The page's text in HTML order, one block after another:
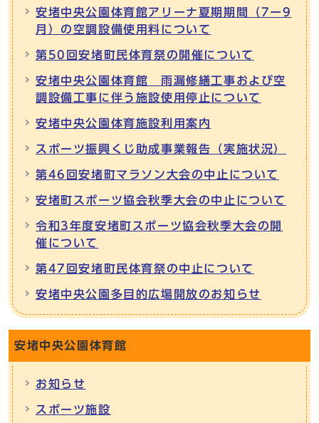
安堵中央公園体育館アリーナ夏期期間（7ー9
月）の空調設備使用料について
第50回安堵町民体育祭の開催について
安堵中央公園体育館 雨漏修繕工事および空
調設備工事に伴う施設使用停止について
安堵中央公園体育施設利用案内
スポーツ振興くじ助成事業報告（実施状況）
第46回安堵町マラソン大会の中止について
安堵町スポーツ協会秋季大会の中止について
令和3年度安堵町スポーツ協会秋季大会の開
催について
第47回安堵町民体育祭の中止について
安堵中央公園多目的広場開放のお知らせ
安堵中央公園体育館
お知らせ
スポーツ施設